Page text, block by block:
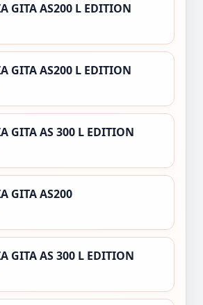
GITA AS200 L EDITION
GITA AS200 L EDITION
GITA AS 300 L EDITION
GITA AS200
GITA AS 300 L EDITION